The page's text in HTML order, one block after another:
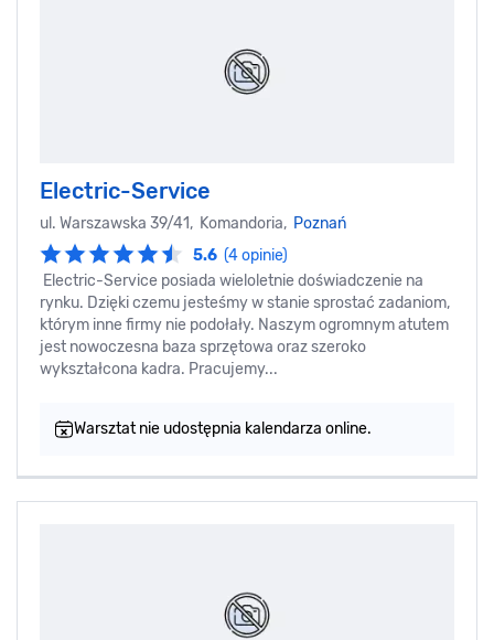
Electric-Service
ul. Warszawska 39/41, Komandoria, Poznań
5.6 (4 opinie)
Electric-Service posiada wieloletnie doświadczenie na
rynku. Dzięki czemu jesteśmy w stanie sprostać zadaniom,
którym inne firmy nie podołały. Naszym ogromnym atutem
jest nowoczesna baza sprzętowa oraz szeroko
wykształcona kadra. Pracujemy...
Warsztat nie udostępnia kalendarza online.